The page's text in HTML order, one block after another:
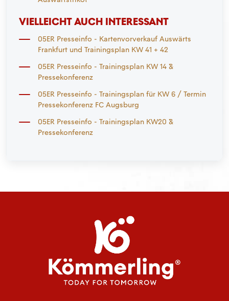
VIELLEICHT AUCH INTERESSANT
05ER Presseinfo - Kartenvorverkauf Auswärts
Frankfurt und Trainingsplan KW 41 + 42
05ER Presseinfo - Trainingsplan KW 14 &
Pressekonferenz
05ER Presseinfo - Trainingsplan für KW 6 / Termin
Pressekonferenz FC Augsburg
05ER Presseinfo - Trainingsplan KW20 &
Pressekonferenz